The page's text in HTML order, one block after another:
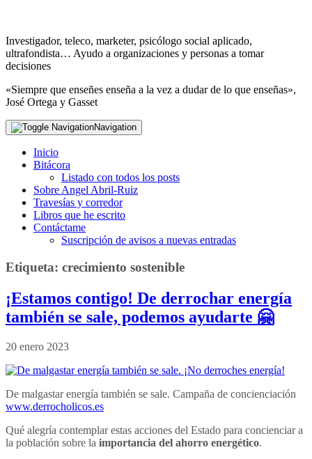
Investigador, teleco, marketer, psicólogo social aplicado,
ultrafondista… Ayudo a organizaciones y personas a tomar
decisiones
«Siempre que enseñes enseña a la vez a dudar de lo que enseñas»,
José Ortega y Gasset
Navigation
Inicio
Bitácora
Listado con todos los posts
Sobre Angel Abril-Ruiz
Travesías y corredor
Libros que he escrito
Contáctame
Suscripción de avisos a nuevas entradas
Etiqueta: crecimiento sostenible
¡Estamos contigo! De derrochar energía
también se sale, podemos ayudarte 🤗
20 enero 2023
De malgastar energía también se sale. Campaña de concienciación
www.derrocholicos.es
Qué alegría contemplar estas acciones del Estado para concienciar a
la población sobre la importancia del ahorro energético.